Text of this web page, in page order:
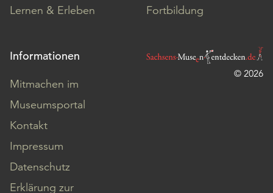
Lernen & Erleben
Fortbildung
Informationen
Mitmachen im
Museumsportal
Kontakt
Impressum
Datenschutz
Erklärung zur
© 2026